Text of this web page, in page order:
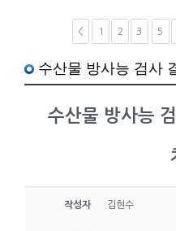
< 1 2 3 5
수산물 방사능 검사
수산물 방사능
작성자 김현수